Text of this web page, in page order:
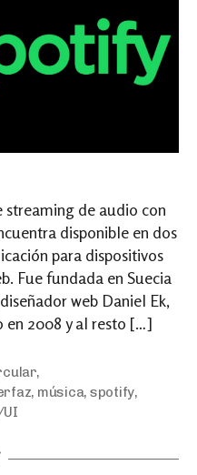
streaming de audio con
disponible en dos
para dispositivos
Fue fundada en Suecia
web Daniel Ek,
en 2008 y al resto […]
,
, música, spotify,
UI